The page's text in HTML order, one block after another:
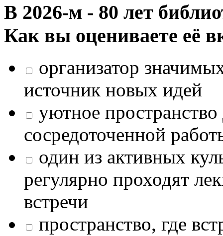
В 2026‑м - 80 лет
Как вы оцениваете её
организатор
источник новых идей
уютное
сосредоточенной
один из активных
регулярно проходят
встречи
пространство, где